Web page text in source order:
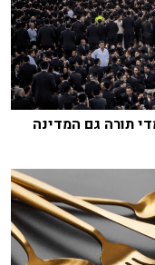
תורה גם המדינה